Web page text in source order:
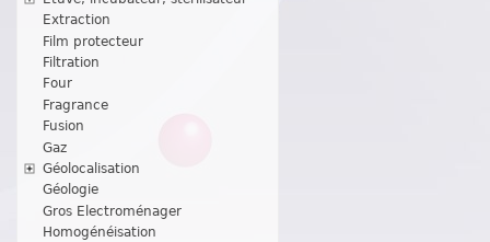
Extraction
Film protecteur
Filtration
Four
Fragrance
Fusion
Gaz
Géolocalisation
Géologie
Gros Electroménager
Homogénéisation